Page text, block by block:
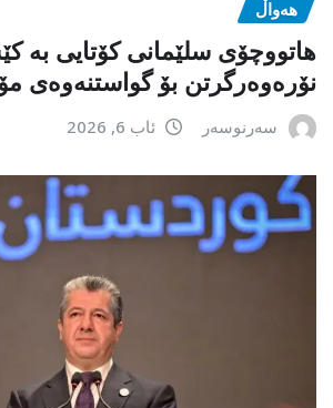
هەواڵ
هاتووچۆی سلێمانی کۆتایی بە
نۆرەوەرگرتن بۆ گواستنەوەی
سەرنوسەر ئاب 6, 2026